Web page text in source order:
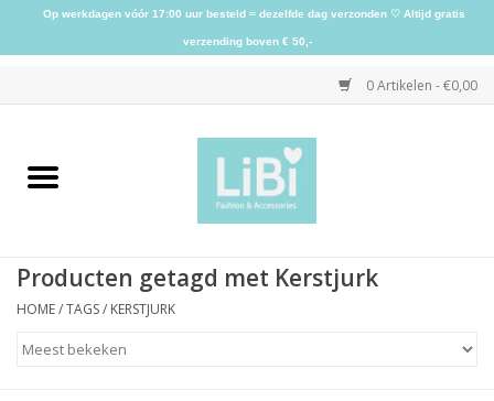
0 Artikelen - €0,00
Home
Schoenen
Producten getagd met Kerstjurk
HOME/TAGS/ KERSTJURK
Op werkdagen vóór 17:00 uur besteld = dezelfde dag verzonden ♡ Altijd gratis
verzending boven € 50,-